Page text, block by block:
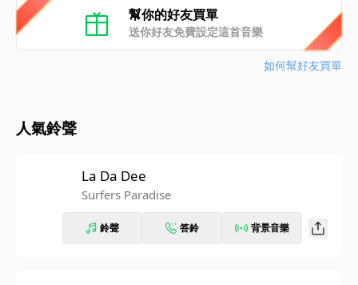
幫你的好友買單
送你好友免費設定這首音樂
如何幫好友買單
人氣鈴聲
La Da Dee
Surfers Paradise
鈴聲 答鈴 背景音樂